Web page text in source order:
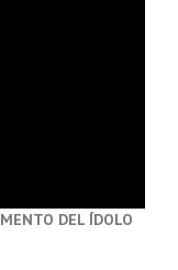
DEL ÍDOLO